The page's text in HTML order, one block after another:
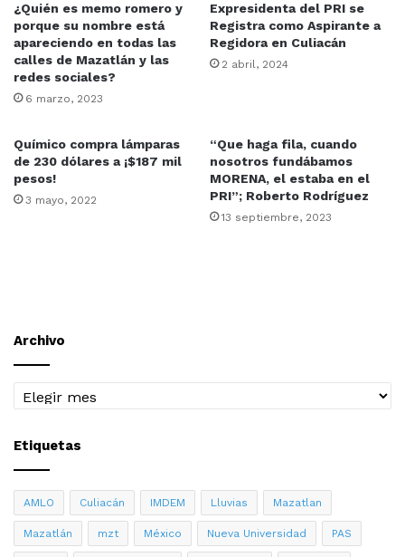
¿Quién es memo romero y
porque su nombre está
apareciendo en todas las
calles de Mazatlán y las
redes sociales?
6 marzo, 2023
Expresidenta del PRI se
Registra como Aspirante a
Regidora en Culiacán
2 abril, 2024
Químico compra lámparas
de 230 dólares a ¡$187 mil
pesos!
3 mayo, 2022
“Que haga fila, cuando
nosotros fundábamos
MORENA, el estaba en el
PRI”; Roberto Rodríguez
13 septiembre, 2023
Archivo
Archivo
Etiquetas
AMLO Culiacán IMDEM Lluvias Mazatlan
Mazatlán mzt México Nueva Universidad PAS